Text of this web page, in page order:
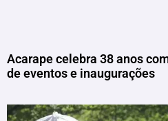
Acarape celebra 38 anos
de eventos e inaugurações